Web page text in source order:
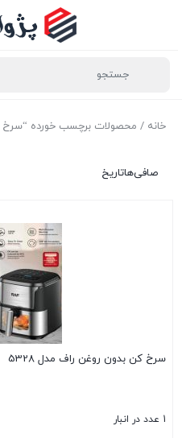
خانه / محصولات برچسب خورده “سرخ
صافی‌هاتاریخ
سرخ کن بدون روغن راف مدل 5328
1 عدد در انبار